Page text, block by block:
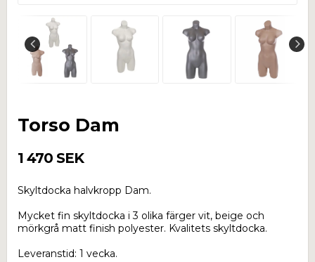
Torso Dam
1 470 SEK
Skyltdocka halvkropp Dam.
Mycket fin skyltdocka i 3 olika färger vit, beige och
mörkgrå matt finish polyester. Kvalitets skyltdocka.
Leveranstid: 1 vecka.